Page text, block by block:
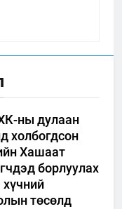
ны дулаан
холбогдсон
Хашаат
борлуулах
төсөлд